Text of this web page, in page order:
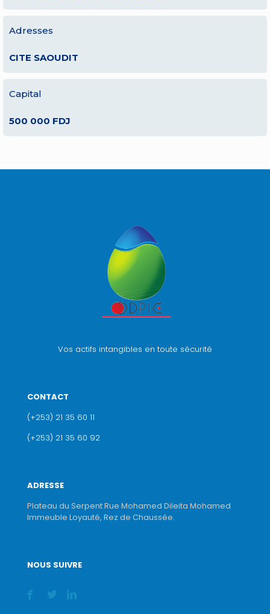
Adresses
CITE SAOUDIT
Capital
500 000 FDJ
Vos actifs intangibles en toute sécurité
CONTACT
(+253) 21 35 60 11
(+253) 21 35 60 92
ADRESSE
Plateau du Serpent Rue Mohamed Dileita Mohamed
Immeuble Loyauté, Rez de Chaussée.
NOUS SUIVRE